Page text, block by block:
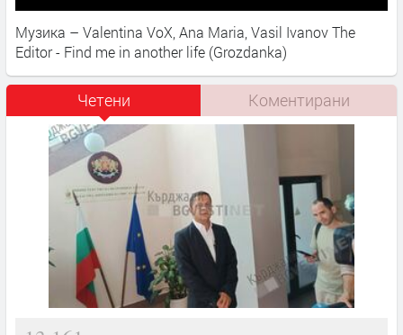
Музика – Valentina VoX, Ana Maria, Vasil Ivanov The
Editor - Find me in another life (Grozdanka)
Четени Коментирани